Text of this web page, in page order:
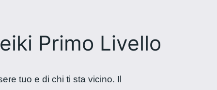
Primo Livello
tuo e di chi ti sta vicino. Il